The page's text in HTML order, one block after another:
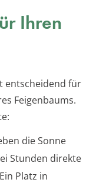
Ihren
entscheidend für
Feigenbaums.
die Sonne
Stunden direkte
Platz in